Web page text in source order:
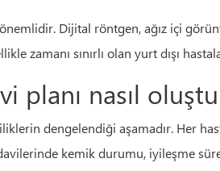
Dijital röntgen, ağız içi
zamanı sınırlı olan yurt dışı
planı nasıl
dengelendiği aşamadır. Her
kemik durumu, iyileşme